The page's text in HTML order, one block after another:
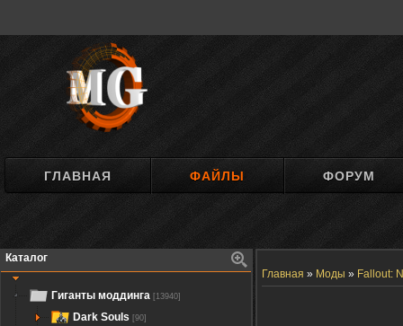
ГЛАВНАЯ ФАЙЛЫ ФОРУМ
Каталог
Гиганты моддинга [13940]
Dark Souls [90]
Главная » Моды » Fallout: